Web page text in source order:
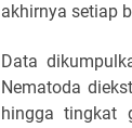
akhirnya setiap
Data
Nematoda
hingga tingkat